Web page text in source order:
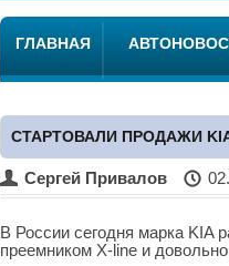
ГЛАВНАЯ
СТАРТОВАЛИ ПРОДАЖИ
Сергей Привалов
В России сегодня марка KIA
преемником X-line и